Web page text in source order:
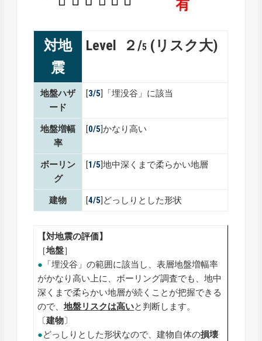
対地
震
Level ２/5 (リスク大)
地盤ハザ
ード
[3/5]「埋没谷」に該当
地盤増幅
率
[0/5]かなり高い
ボーリン
グ
[1/5]地中深くまで柔らかい地層
建物 [4/5]どっしりとした形状
【対地震の評価】
［地盤］
● 「埋没谷」の範囲に該当し、表層地盤増幅率
がかなり高い上に、ボーリング調査でも、地中
深くまで柔らかい地層が続くことが把握できる
ので、地盤リスクは高いと判断します。
〔建物〕
●どっしりとした形状なので、建物自体の損壊